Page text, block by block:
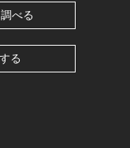
べる
る